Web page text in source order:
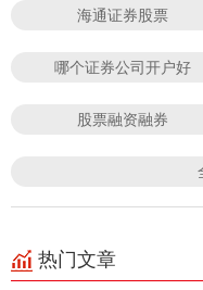
海通证券股票
哪个证券公司开户好
股票融资融券
热门文章